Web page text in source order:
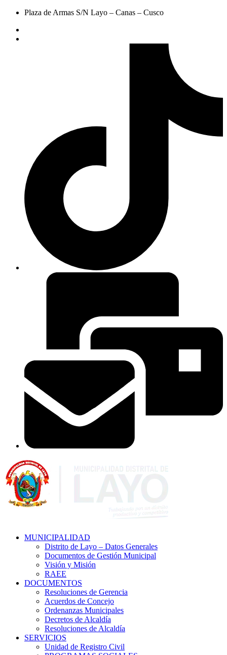
Plaza de Armas S/N Layo – Canas – Cusco
MUNICIPALIDAD
Distrito de Layo – Datos Generales
Documentos de Gestión Municipal
Visión y Misión
RAEE
DOCUMENTOS
Resoluciones de Gerencia
Acuerdos de Concejo
Ordenanzas Municipales
Decretos de Alcaldía
Resoluciones de Alcaldía
SERVICIOS
Unidad de Registro Civil